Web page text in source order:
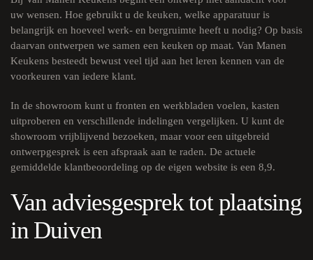
uw wensen. Hoe gebruikt u de keuken, welke apparatuur is
belangrijk en hoeveel werk- en bergruimte heeft u nodig? Op basis
daarvan ontwerpen we samen een keuken op maat. Van Manen
Keukens besteedt bewust veel tijd aan het leren kennen van de
voorkeuren van iedere klant.
In de showroom kunt u fronten en werkbladen voelen, kasten
uitproberen en verschillende indelingen vergelijken. U kunt de
showroom vrijblijvend bezoeken, maar voor een uitgebreid
ontwerpgesprek is een afspraak aan te raden. De actuele
gemiddelde klantbeoordeling op de eigen website is een 8,9.
Van adviesgesprek tot plaatsing
in Duiven